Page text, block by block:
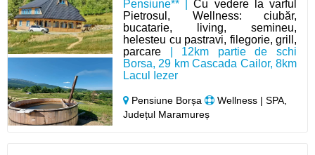
Pensiune** |Cu vedere la varful
Pietrosul, Wellness: ciubăr,
bucatarie, living, semineu,
helesteu cu pastravi, filegorie, grill,
parcare | 12km partie de schi
Borsa, 29 km Cascada Cailor, 8km
Lacul Iezer
Pensiune Borșa
Wellness | SPA,
Județul Maramureș